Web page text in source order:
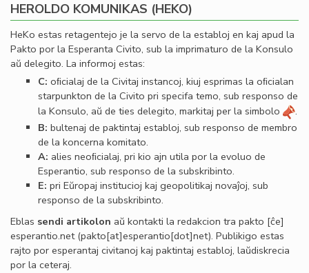
HEROLDO KOMUNIKAS (HEKO)
HeKo estas retagentejo je la servo de la establoj en kaj apud la
Pakto por la Esperanta Civito, sub la imprimaturo de la Konsulo
aŭ delegito. La informoj estas:
C: oﬁcialaj de la Civitaj instancoj, kiuj esprimas la oﬁcialan
starpunkton de la Civito pri specifa temo, sub responso de
la Konsulo, aŭ de ties delegito, markitaj per la simbolo
.
B: bultenaj de paktintaj establoj, sub responso de membro
de la koncerna komitato.
A: alies neoﬁcialaj, pri kio ajn utila por la evoluo de
Esperantio, sub responso de la subskribinto.
E: pri Eŭropaj institucioj kaj geopolitikaj novaĵoj, sub
responso de la subskribinto.
Eblas sendi artikolon aŭ kontakti la redakcion tra pakto [ĉe]
esperantio.net(pakto[at]esperantio[dot]net). Publikigo estas
rajto por esperantaj civitanoj kaj paktintaj establoj, laŭdiskrecia
por la ceteraj.